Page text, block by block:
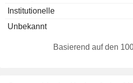
Institutionelle
Unbekannt
Basierend auf den